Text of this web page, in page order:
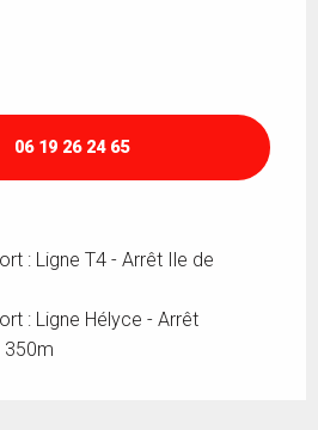
06 19 26 24 65
: Ligne T4 - Arrêt Ile de
: Ligne Hélyce - Arrêt
350m